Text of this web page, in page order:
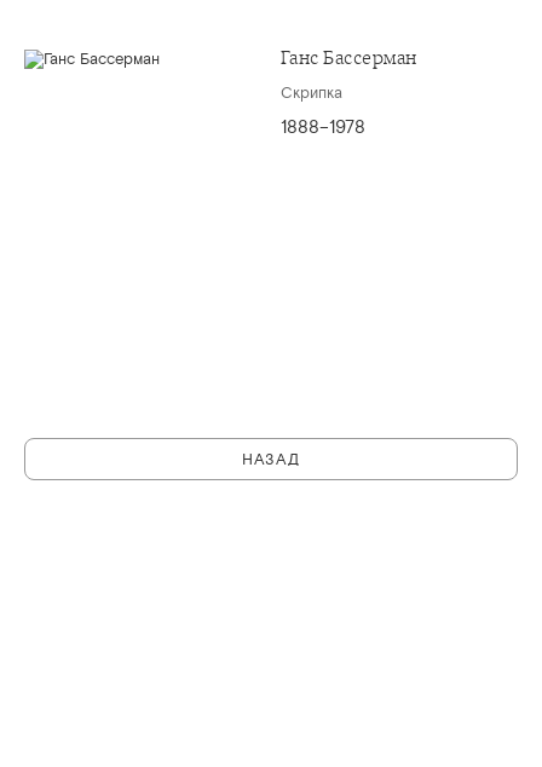
Ганс Бассерман
Скрипка
1888–1978
НАЗАД